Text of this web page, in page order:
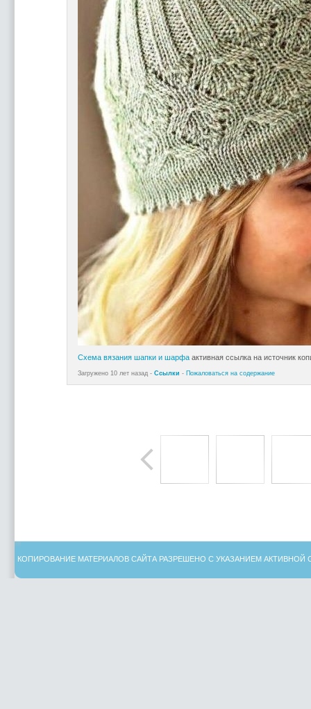
Схема вязания шапки и шарфаактивная ссылка на источник
Загружено 10 лет назад - Ссылки - Пожаловаться на содержание
КОПИРОВАНИЕ МАТЕРИАЛОВ САЙТА РАЗРЕШЕНО С УКАЗАНИЕМ АКТИВНОЙ